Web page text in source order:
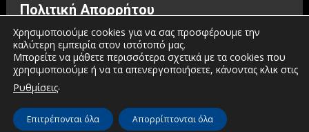
Πολιτική Απορρήτου
Όροι χρήσης
Πολιτική προστασίας προσωπικών δεδομένων
Πολιτική για τα Cookies
Χρησιμοποιούμε cookies για να σας προσφέρουμε την
καλύτερη εμπειρία στον ιστότοπό μας.
Μπορείτε να μάθετε περισσότερα σχετικά με τα cookies που
χρησιμοποιούμε ή να τα απενεργοποιήσετε, κάνοντας κλικ στις
Ρυθμίσεις.
Επιτρέπονται όλα Απορρίπτονται όλα